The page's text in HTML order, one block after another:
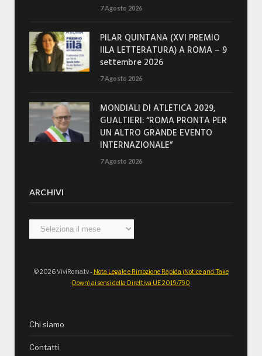
7 Agosto 2026
PILAR QUINTANA (XVI PREMIO
IILA LETTERATURA) A ROMA – 9
settembre 2026
7 Agosto 2026
MONDIALI DI ATLETICA 2029,
GUALTIERI: “ROMA PRONTA PER
UN ALTRO GRANDE EVENTO
INTERNAZIONALE”
7 Agosto 2026
ARCHIVI
Archivi
© 2026 ViviRoma.tv - Nota Legale e Rimozione Rapida (Notice and Take
Down) ai sensi della Direttiva UE 2019/790
Chi siamo
Contatti